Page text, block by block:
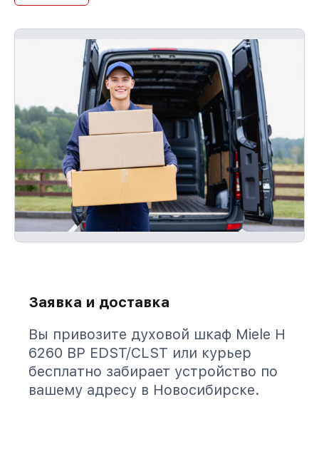
Заявка и доставка
Вы привозите духовой шкаф Miele H
6260 BP EDST/CLST или курьер
бесплатно забирает устройство по
вашему адресу в Новосибирске.